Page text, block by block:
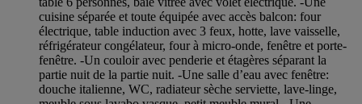
cuisine séparée et toute équipée avec accès balcon: four
électrique, table induction avec 3 feux, hotte, lave vaisselle,
réfrigérateur congélateur, four à micro-onde, fenêtre et porte-
fenêtre. -Un couloir avec penderie et étagères séparant la
partie nuit de la partie nuit. -Une salle d’eau avec fenêtre:
douche italienne, WC, radiateur sèche serviette, lave-linge,